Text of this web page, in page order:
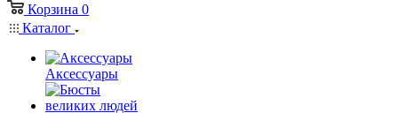
Корзина 0
Каталог
Аксессуары